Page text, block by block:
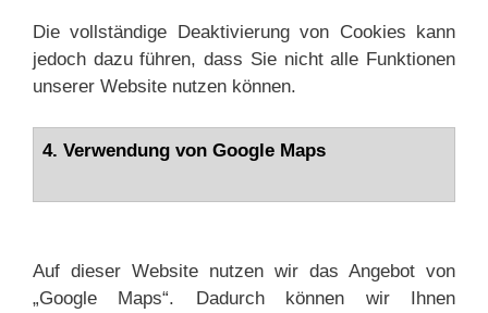
Die vollständige Deaktivierung von Cookies kann
jedoch dazu führen, dass Sie nicht alle Funktionen
unserer Website nutzen können.
4. Verwendung von Google Maps
Auf dieser Website nutzen wir das Angebot von
„Google Maps“. Dadurch können wir Ihnen